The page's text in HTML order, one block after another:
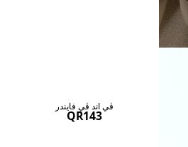
ڤي اند ڤي فايندر
QR143